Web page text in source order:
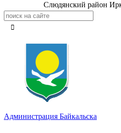
Слюдянский район
Администрация Байкальска